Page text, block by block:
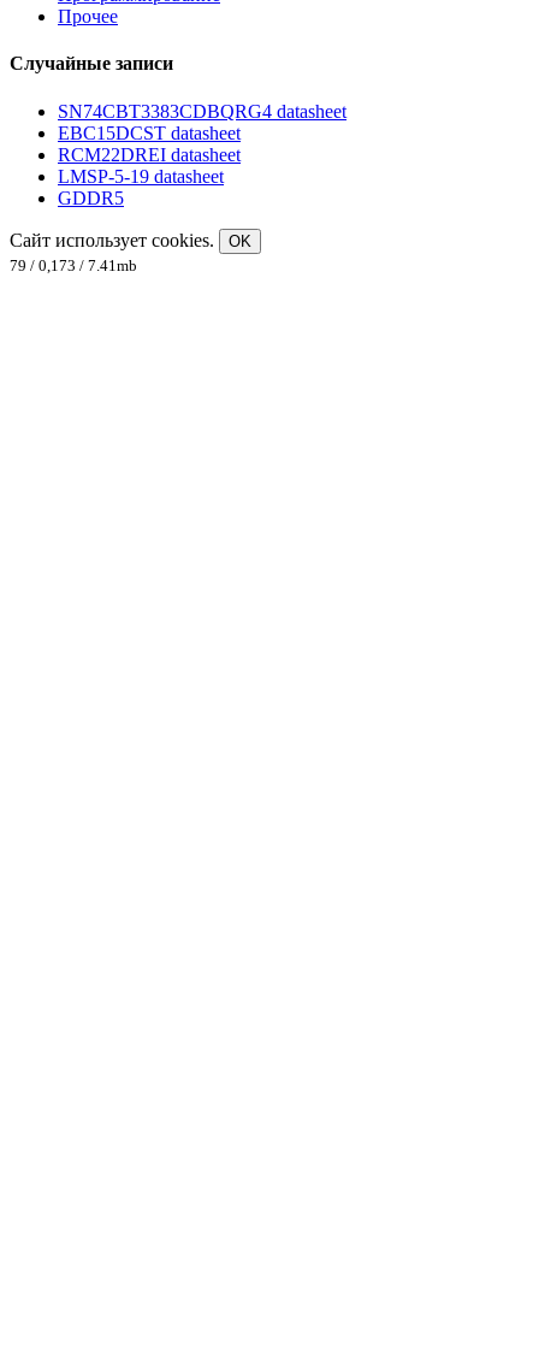
Прочее
Случайные записи
SN74CBT3383CDBQRG4 datasheet
EBC15DCST datasheet
RCM22DREI datasheet
LMSP-5-19 datasheet
GDDR5
Сайт использует cookies.
OK
79 / 0,173 / 7.41mb